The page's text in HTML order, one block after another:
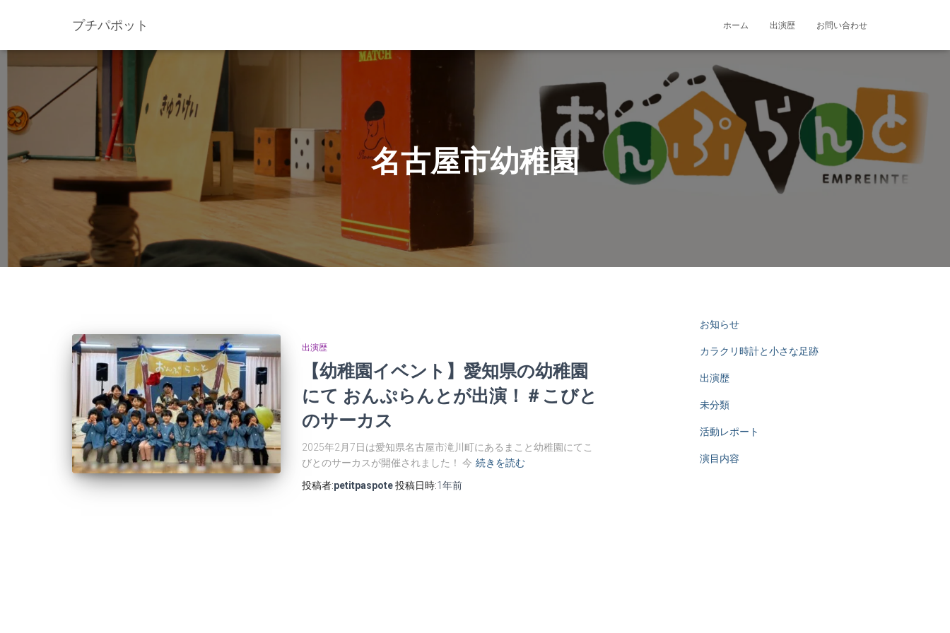
プチパポット ホーム 出演歴 お問い合わせ
名古屋市幼稚園
出演歴
【幼稚園イベント】愛知県の幼稚園
にて おんぷらんとが出演！＃こびと
のサーカス
2025年2月7日は愛知県名古屋市滝川町にあるまこと幼稚園にてこ
びとのサーカスが開催されました！ 今 続きを読む
投稿者:petitpaspote投稿日時:1年前
お知らせ
カラクリ時計と小さな足跡
出演歴
未分類
活動レポート
演目内容